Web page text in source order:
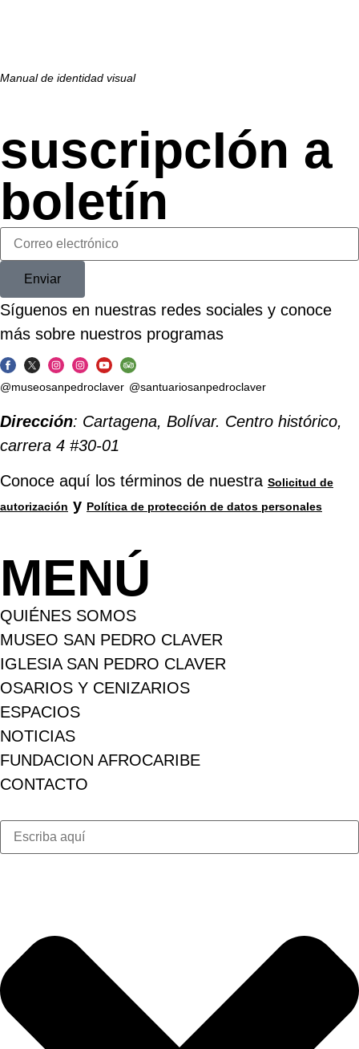
Manual de identidad visual
suscripcIón a
boletín
Enviar
Síguenos en nuestras redes sociales y conoce
más sobre nuestros programas
@museosanpedroclaver @santuariosanpedroclaver
Dirección: Cartagena, Bolívar. Centro histórico,
carrera 4 #30-01
Conoce aquí los términos de nuestra Solicitud de
autorización y Política de protección de datos personales
MENÚ
QUIÉNES SOMOS
MUSEO SAN PEDRO CLAVER
IGLESIA SAN PEDRO CLAVER
OSARIOS Y CENIZARIOS
ESPACIOS
NOTICIAS
FUNDACION AFROCARIBE
CONTACTO